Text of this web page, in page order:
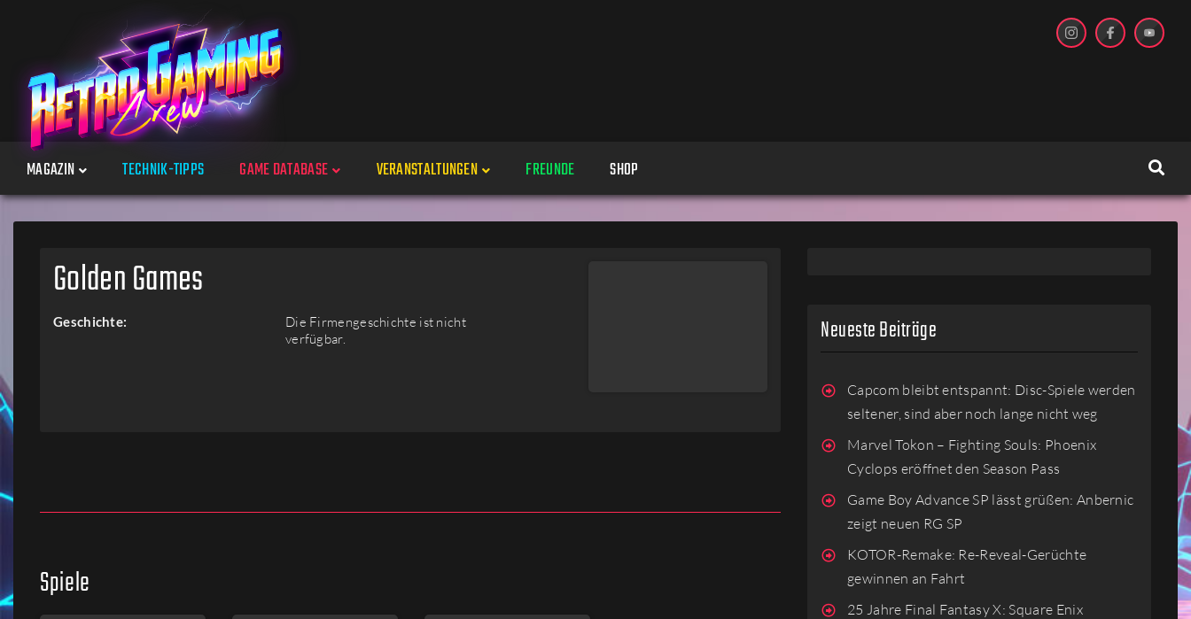
MAGAZIN TECHNIK-TIPPS GAME DATABASE
Spiele
Perspektiven
Plattformen
VERANSTALTUNGEN
Veranstaltungen
FREUNDE SHOP
Golden Games
Geschichte:
Die Firmengeschichte ist nicht
verfügbar.
Spiele
Neueste Beiträge
Capcom bleibt entspannt: Disc-Spiele werden
seltener, sind aber noch lange nicht weg
Marvel Tokon – Fighting Souls: Phoenix
Cyclops eröffnet den Season Pass
Game Boy Advance SP lässt grüßen: Anbernic
zeigt neuen RG SP
KOTOR-Remake: Re-Reveal-Gerüchte
gewinnen an Fahrt
25 Jahre Final Fantasy X: Square Enix